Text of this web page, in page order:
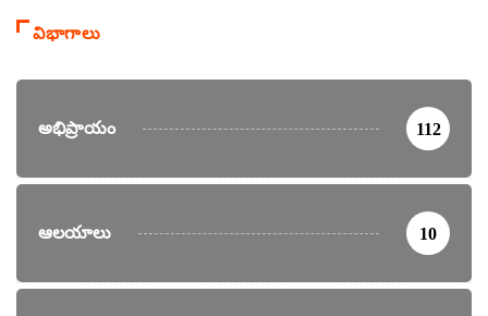
విభాగాలు
అభిప్రాయం 112
ఆలయాలు 10